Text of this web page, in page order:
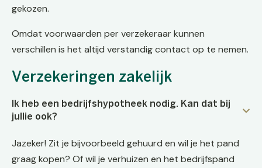
gekozen.
Omdat voorwaarden per verzekeraar kunnen
verschillen is het altijd verstandig contact op te nemen.
Verzekeringen zakelijk
Ik heb een bedrijfshypotheek nodig. Kan dat bij
jullie ook?
Jazeker! Zit je bijvoorbeeld gehuurd en wil je het pand
graag kopen? Of wil je verhuizen en het bedrijfspand